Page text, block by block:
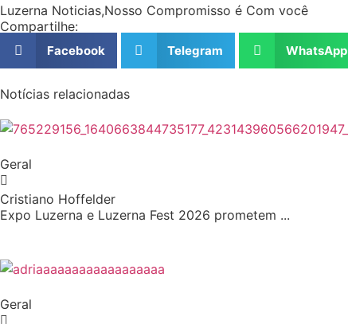
Luzerna Noticias,Nosso Compromisso é Com você
Compartilhe:
Facebook Telegram WhatsApp
Notícias relacionadas
Geral
Cristiano Hoffelder
Expo Luzerna e Luzerna Fest 2026 prometem ...
Geral